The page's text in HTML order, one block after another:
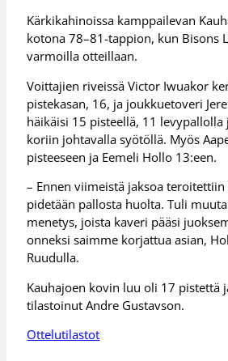
Kärkikahinoissa kamppailevan
kotona 78–81-tappion, kun Bisons
varmoilla otteillaan.
Voittajien riveissä Victor Iwuakor
pistekasan, 16, ja joukkuetoveri
häikäisi 15 pisteellä, 11 levypallolla
koriin johtavalla syötöllä. Myös
pisteeseen ja Eemeli Hollo 13:een.
– Ennen viimeistä jaksoa
pidetään pallosta huolta. Tuli
menetys, joista kaveri pääsi
onneksi saimme korjattua asian,
Ruudulla.
Kauhajoen kovin luu oli 17 pistettä
tilastoinut Andre Gustavson.
Ottelutilastot